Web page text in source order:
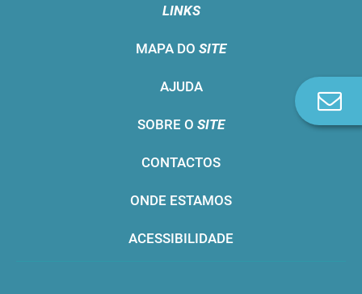
LINKS
MAPA DO SITE
AJUDA
SOBRE O SITE
CONTACTOS
ONDE ESTAMOS
ACESSIBILIDADE